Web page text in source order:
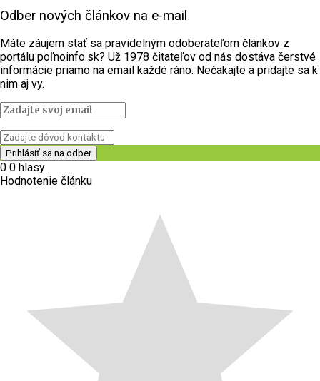
Odber nových článkov na e-mail
Máte záujem stať sa pravidelným odoberateľom článkov z
portálu poľnoinfo.sk? Už 1978 čitateľov od nás dostáva čerstvé
informácie priamo na email každé ráno. Nečakajte a pridajte sa k
nim aj vy.
0 0 hlasy
Hodnotenie článku